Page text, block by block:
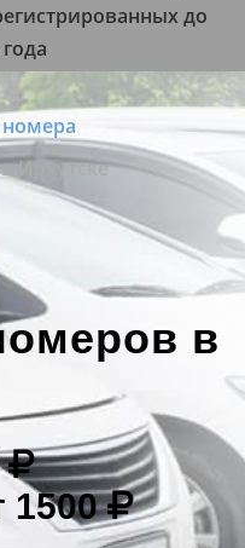
до
Иркутске
в
1500